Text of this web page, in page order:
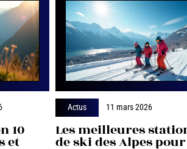
10
et
Actus 11 mars 2026
Les meilleures
de ski des Alpes pour